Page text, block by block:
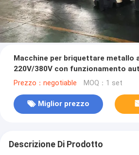
Macchine per briquettare metallo
220V/380V con funzionamento
Prezzo：negotiable MOQ：1 set
Miglior prezzo
Descrizione Di Prodotto